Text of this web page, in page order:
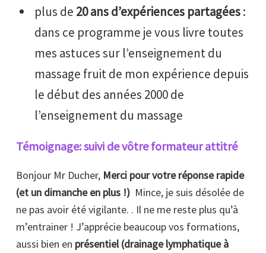
plus de 20 ans d’expériences partagées:
dans ce programme je vous livre toutes
mes astuces sur l’enseignement du
massage fruit de mon expérience depuis
le début des années 2000 de
l’enseignement du massage
Témoignage: suivi de vôtre formateur attitré
Bonjour Mr Ducher, Merci pour votre réponse rapide
(et un dimanche en plus !) Mince, je suis désolée de
ne pas avoir été vigilante. . Il ne me reste plus qu’à
m’entrainer ! J’apprécie beaucoup vos formations,
aussi bien en présentiel (drainage lymphatique à